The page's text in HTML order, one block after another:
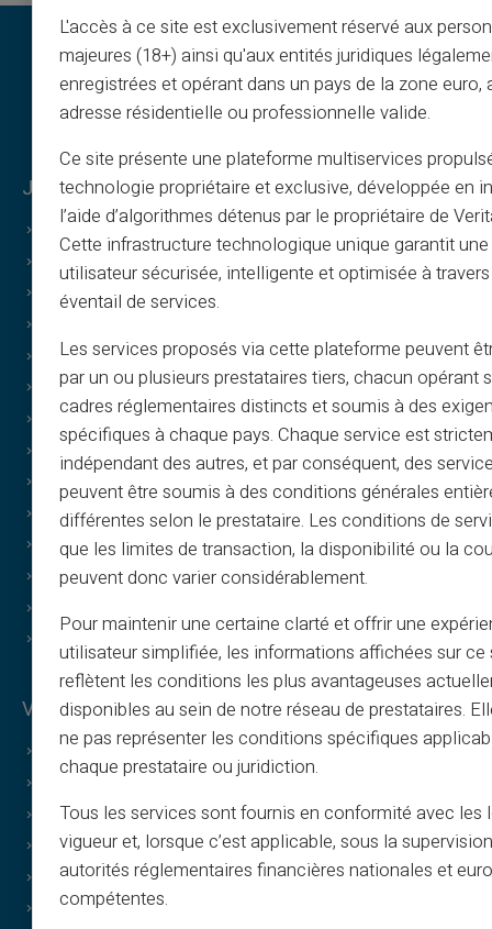
Juridiske oplysninger & vilkår
Generelle vilkår
Juridisk meddelelse
Privatlivspolitik
Cookiepolitik
FAQ
Vejledninger
Vilkår – henvisningsprogram
Politik for print og brug af billeder
Vilkår for gavekort
Cashback-vilkår
Hvem er vi?
Kontakt os
Veritas-fordele
Hvorfor VERITAS?
Dedikeret IBAN og RIB
3D Secure
Tilbud
Særlige tilbud
Print on demand
L'accès à ce site est exclusivement réservé aux
majeures (18+) ainsi qu'aux entités juridiques
enregistrées et opérant dans un pays de la zone euro,
adresse résidentielle ou professionnelle valide.
Ce site présente une plateforme multiservices
technologie propriétaire et exclusive, développée en
l’aide d’algorithmes détenus par le propriétaire de
Cette infrastructure technologique unique garantit
utilisateur sécurisée, intelligente et optimisée à
éventail de services.
Les services proposés via cette plateforme peuvent
par un ou plusieurs prestataires tiers, chacun opérant
cadres réglementaires distincts et soumis à des
spécifiques à chaque pays. Chaque service est
indépendant des autres, et par conséquent, des
peuvent être soumis à des conditions générales
différentes selon le prestataire. Les conditions de
que les limites de transaction, la disponibilité ou la
peuvent donc varier considérablement.
Pour maintenir une certaine clarté et offrir une
utilisateur simplifiée, les informations affichées sur ce
reflètent les conditions les plus avantageuses
disponibles au sein de notre réseau de prestataires.
ne pas représenter les conditions spécifiques
chaque prestataire ou juridiction.
Tous les services sont fournis en conformité avec les
vigueur et, lorsque c’est applicable, sous la
autorités réglementaires financières nationales et
compétentes.